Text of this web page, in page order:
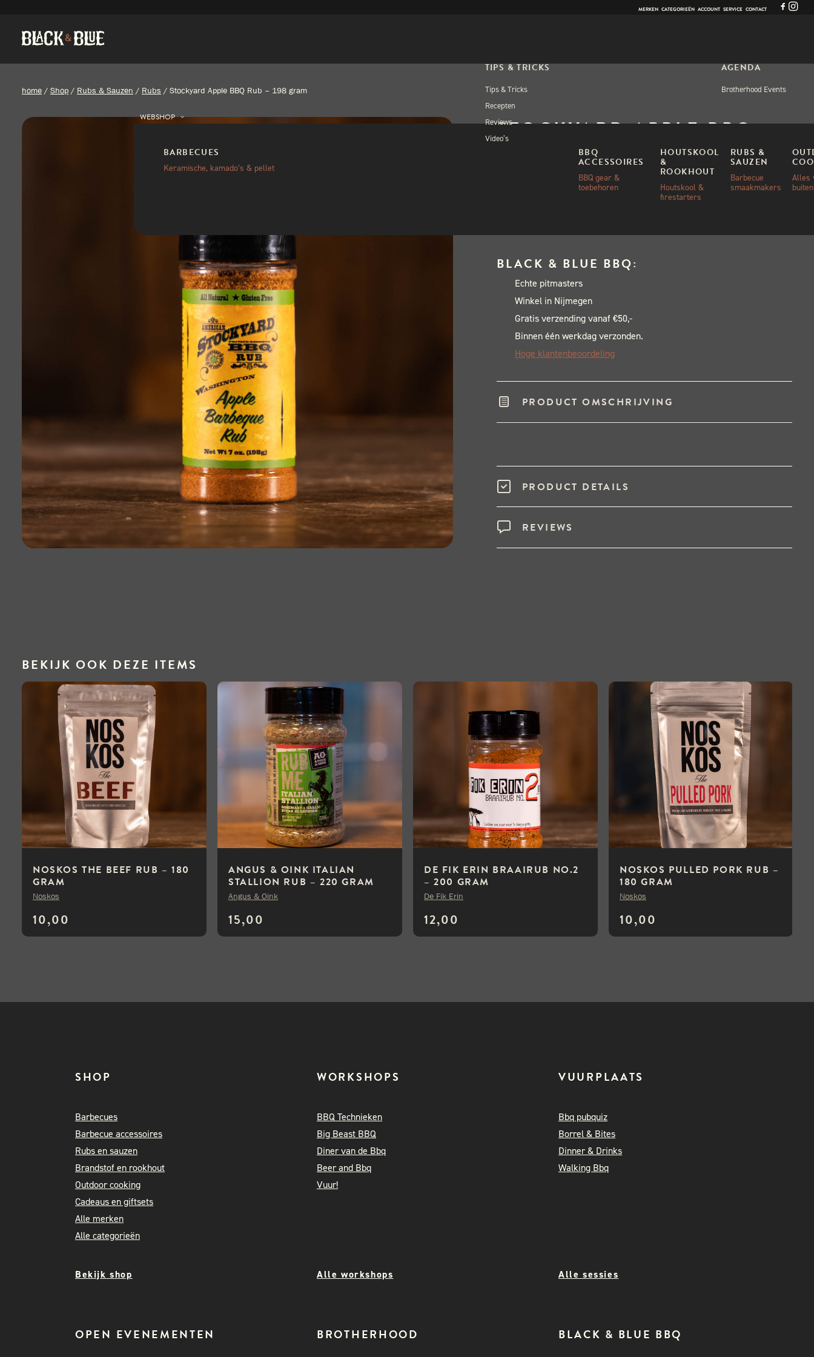
MERKEN CATEGORIEËN ACCOUNT SERVICE CONTACT
WEBSHOP
BARBECUES
Keramische, kamado’s & pellet
BBQ
ACCESSOIRES
BBQ gear &
toebehoren
HOUTSKOOL
&
ROOKHOUT
Houtskool &
firestarters
RUBS &
SAUZEN
Barbecue
smaakmakers
Alles
TIPS & TRICKS
Tips & Tricks
Recepten
Reviews
Video’s
AGENDA
Brotherhood Events
home / Shop / Rubs & Sauzen / Rubs / Stockyard Apple BBQ Rub – 198 gram
STOCKYARD APPLE BBQ
RUB – 198 GRAM
BLACK & BLUE BBQ:
Echte pitmasters
Winkel in Nijmegen
Gratis verzending vanaf €50,-
Binnen één werkdag verzonden.
Hoge klantenbeoordeling
PRODUCT OMSCHRIJVING
PRODUCT DETAILS
REVIEWS
BEKIJK OOK DEZE ITEMS
NOSKOS THE BEEF RUB – 180
GRAM
10,00
Noskos
ANGUS & OINK ITALIAN
STALLION RUB – 220 GRAM
15,00
Angus & Oink
DE FIK ERIN BRAAIRUB NO.2
– 200 GRAM
12,00
De Fik Erin
NOSKOS PULLED PORK RUB –
180 GRAM
10,00
Noskos
SHOP
Barbecues
Barbecue accessoires
Rubs en sauzen
Brandstof en rookhout
Outdoor cooking
Cadeaus en giftsets
Alle merken
Alle categorieën
WORKSHOPS
BBQ Technieken
Big Beast BBQ
Diner van de Bbq
Beer and Bbq
Vuur!
VUURPLAATS
Bbq pubquiz
Borrel & Bites
Dinner & Drinks
Walking Bbq
Bekijk shop Alle workshops Alle sessies
OPEN EVENEMENTEN BROTHERHOOD BLACK & BLUE BBQ